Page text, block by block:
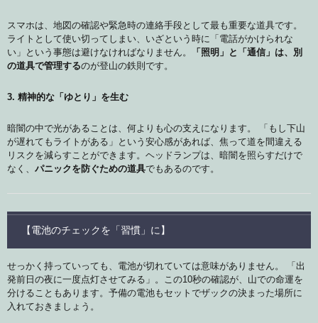
スマホは、地図の確認や緊急時の連絡手段として最も重要な道具です。
ライトとして使い切ってしまい、いざという時に「電話がかけられな
い」という事態は避けなければなりません。
「照明」と「通信」は、別
の道具で管理するのが登山の鉄則です。
3. 精神的な「ゆとり」を生む
暗闇の中で光があることは、何よりも心の支えになります。 「もし下山
が遅れてもライトがある」という安心感があれば、焦って道を間違える
リスクを減らすことができます。ヘッドランプは、暗闇を照らすだけで
なく、 パニックを防ぐための道具でもあるのです。
【電池のチェックを「習慣」に】
せっかく持っていっても、電池が切れていては意味がありません。 「出
発前日の夜に一度点灯させてみる」。この10秒の確認が、山での命運を
分けることもあります。予備の電池もセットでザックの決まった場所に
入れておきましょう。